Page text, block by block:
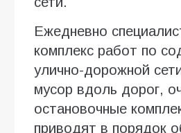
Ежедневно
комплекс работ по
улично-дорожной
мусор вдоль дорог,
остановочные
приводят в порядок